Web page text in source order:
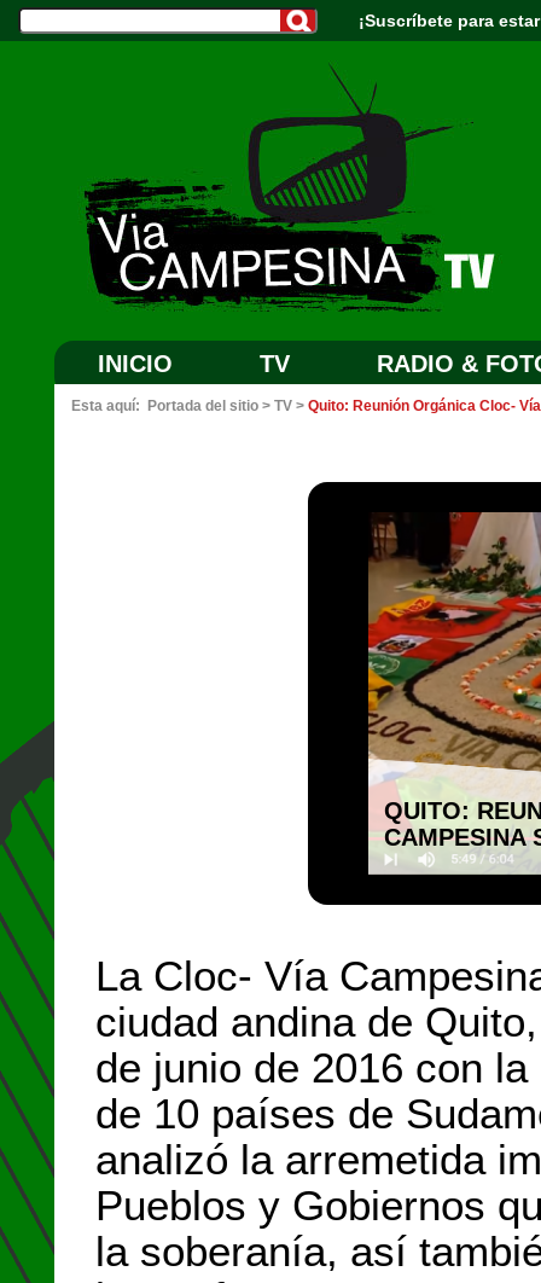
¡Suscríbete para
INICIO TV RADIO &
Esta aquí: Portada del sitio > TV > Quito: Reunión Orgánica Cloc-
QUITO:
CAMPESINA
La Cloc- Vía
ciudad andina de
de junio de 2016 con
de 10 países de
analizó la arremetida
Pueblos y Gobiernos
la soberanía, así